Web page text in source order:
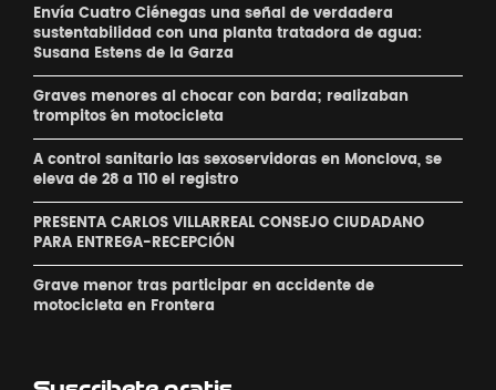
Envía Cuatro Ciénegas una señal de verdadera
sustentabilidad con una planta tratadora de agua:
Susana Estens de la Garza
Graves menores al chocar con barda; realizaban
´trompitos ´en motocicleta
A control sanitario las sexoservidoras en Monclova, se
eleva de 28 a 110 el registro
PRESENTA CARLOS VILLARREAL CONSEJO CIUDADANO
PARA ENTREGA-RECEPCIÓN
Grave menor tras participar en accidente de
motocicleta en Frontera